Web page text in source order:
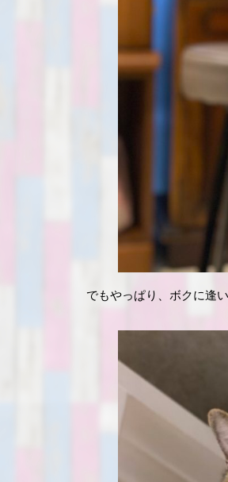
でもやっぱり、ボクに逢